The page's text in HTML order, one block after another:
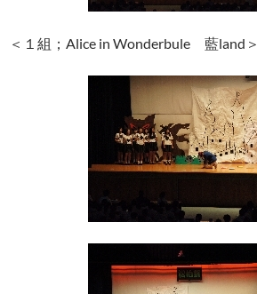
＜１組；Alice in Wonderbule 藍land＞